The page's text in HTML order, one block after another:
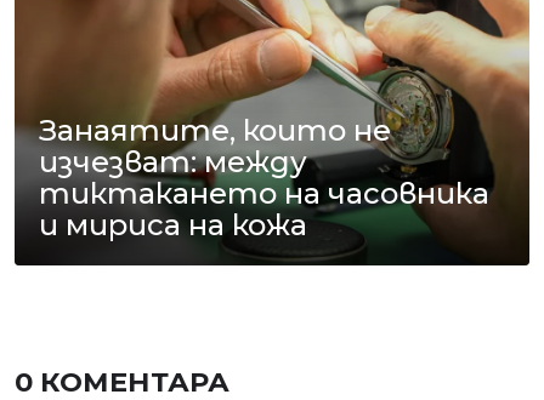
Занаятите, които не
изчезват: между
тиктакането на часовника
и мириса на кожа
0 КОМЕНТАРА